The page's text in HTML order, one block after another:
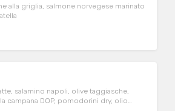
alla griglia, salmone norvegese marinato
salamino napoli, olive taggiasche,
campana DOP, pomodorini dry, olio